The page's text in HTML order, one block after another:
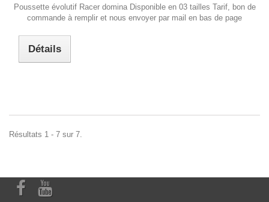
Poussette évolutif Racer domina Disponible en 03 tailles Tarif, bon de
commande à remplir et nous envoyer par mail en bas de page
Détails
Résultats 1 - 7 sur 7.